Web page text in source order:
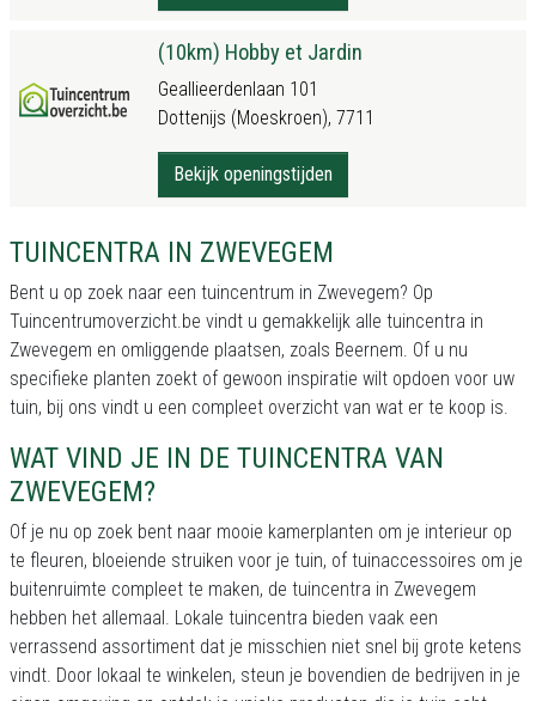
(10km) Hobby et Jardin
Geallieerdenlaan 101
Dottenijs (Moeskroen), 7711
Bekijk openingstijden
TUINCENTRA IN ZWEVEGEM
Bent u op zoek naar een tuincentrum in Zwevegem? Op
Tuincentrumoverzicht.be vindt u gemakkelijk alle tuincentra in
Zwevegem en omliggende plaatsen, zoals Beernem. Of u nu
specifieke planten zoekt of gewoon inspiratie wilt opdoen voor uw
tuin, bij ons vindt u een compleet overzicht van wat er te koop is.
WAT VIND JE IN DE TUINCENTRA VAN
ZWEVEGEM?
Of je nu op zoek bent naar mooie kamerplanten om je interieur op
te fleuren, bloeiende struiken voor je tuin, of tuinaccessoires om je
buitenruimte compleet te maken, de tuincentra in Zwevegem
hebben het allemaal. Lokale tuincentra bieden vaak een
verrassend assortiment dat je misschien niet snel bij grote ketens
vindt. Door lokaal te winkelen, steun je bovendien de bedrijven in je